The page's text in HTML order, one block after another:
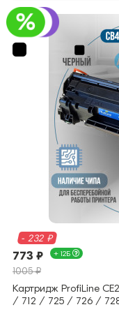
- 232 ₽
773 ₽ + 12Б
1005 ₽
Картридж ProfiLine
/ 712 / 725 / 726 /